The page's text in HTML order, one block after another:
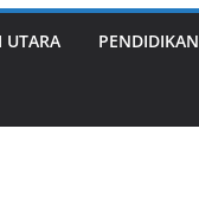
UTARA PENDIDIKAN